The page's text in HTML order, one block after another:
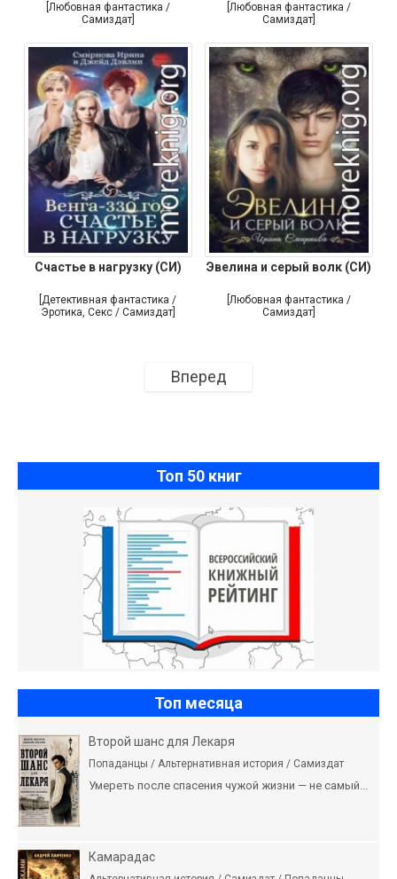
[Любовная фантастика /
Самиздат]
[Любовная фантастика /
Самиздат]
Счастье в нагрузку (СИ)
[Детективная фантастика /
Эротика, Секс / Самиздат]
Эвелина и серый волк (СИ)
[Любовная фантастика /
Самиздат]
Вперед
Топ 50 книг
Топ месяца
Второй шанс для Лекаря
Попаданцы / Альтернативная история / Самиздат
Умереть после спасения чужой жизни — не самый...
Камарадас